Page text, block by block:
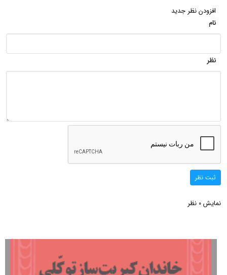
افزودن نظر جدید
نام
نظر
ثبت نظر
نمایش 0 نظر